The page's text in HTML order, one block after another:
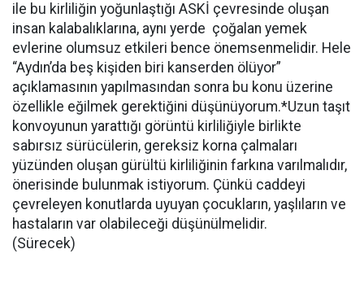
ile bu kirliliğin yoğunlaştığı ASKİ çevresinde oluşan
insan kalabalıklarına, aynı yerde çoğalan yemek
evlerine olumsuz etkileri bence önemsenmelidir. Hele
“Aydın’da beş kişiden biri kanserden ölüyor”
açıklamasının yapılmasından sonra bu konu üzerine
özellikle eğilmek gerektiğini düşünüyorum.*Uzun taşıt
konvoyunun yarattığı görüntü kirliliğiyle birlikte
sabırsız sürücülerin, gereksiz korna çalmaları
yüzünden oluşan gürültü kirliliğinin farkına varılmalıdır,
önerisinde bulunmak istiyorum. Çünkü caddeyi
çevreleyen konutlarda uyuyan çocukların, yaşlıların ve
hastaların var olabileceği düşünülmelidir.
(Sürecek)